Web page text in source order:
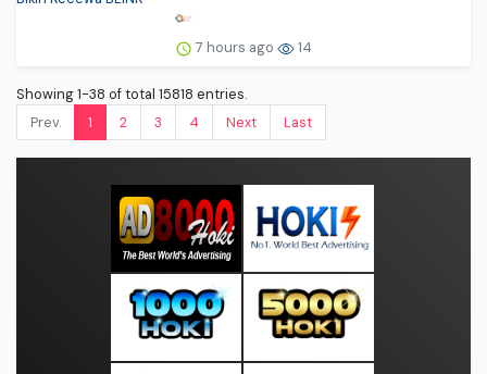
7 hours ago 14
Showing 1-38 of total 15818 entries.
Prev.
1 2 3 4 Next Last